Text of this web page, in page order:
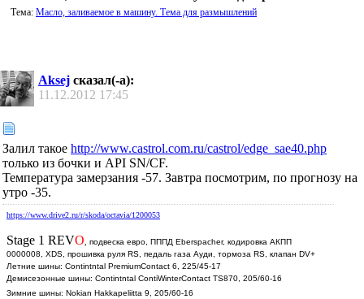
Тема: Масло, заливаемое в машину. Тема для размышлений
Aksej сказал(-а):
11.12.2012 17:45
Залил такое http://www.castrol.com.ru/castrol/edge_sae40.php
только из бочки и API SN/CF.
Температура замерзания -57. Завтра посмотрим, по прогнозу на
утро -35.
https://www.drive2.ru/r/skoda/octavia/1200053
Stage 1 REVO
подвеска евро, ПППД Eberspacher, кодировка АКПП
0000008, XDS, прошивка руля RS, педаль газа Ауди, тормоза RS, клапан DV+
Летние шины: Contintntal PremiumContact 6, 225/45-17
Демисезонные шины: Contintntal ContiWinterContact TS870, 205/60-16
Зимние шины: Nokian Hakkapeliitta 9, 205/60-16